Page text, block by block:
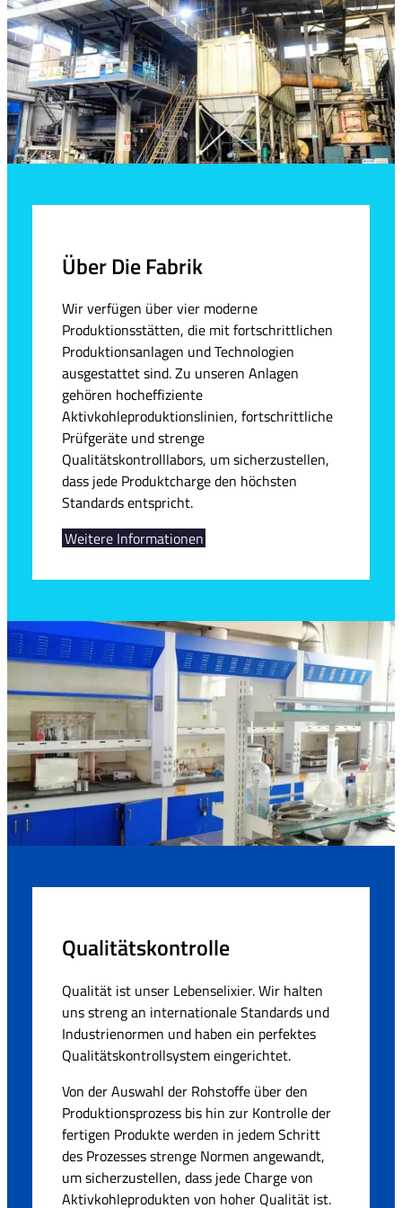
Über Die Fabrik
Wir verfügen über vier moderne
Produktionsstätten, die mit fortschrittlichen
Produktionsanlagen und Technologien
ausgestattet sind. Zu unseren Anlagen
gehören hocheffiziente
Aktivkohleproduktionslinien, fortschrittliche
Prüfgeräte und strenge
Qualitätskontrolllabors, um sicherzustellen,
dass jede Produktcharge den höchsten
Standards entspricht.
Weitere Informationen
Qualitätskontrolle
Qualität ist unser Lebenselixier. Wir halten
uns streng an internationale Standards und
Industrienormen und haben ein perfektes
Qualitätskontrollsystem eingerichtet.
Von der Auswahl der Rohstoffe über den
Produktionsprozess bis hin zur Kontrolle der
fertigen Produkte werden in jedem Schritt
des Prozesses strenge Normen angewandt,
um sicherzustellen, dass jede Charge von
Aktivkohleprodukten von hoher Qualität ist.